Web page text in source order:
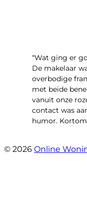
“Wat ging er
De makelaar
overbodige
met beide
vanuit onze
contact was
humor.
© 2026 Online